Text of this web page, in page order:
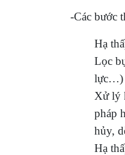
-Các bước
Hạ
Lọc
lực…)
Xử lý
pháp
hủy,
Hạ